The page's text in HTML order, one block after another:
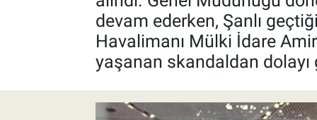
devam ederken, Şanlı
Havalimanı Mülki İdare
yaşanan skandaldan dolayı
Pankobirlik
Et fiyatları